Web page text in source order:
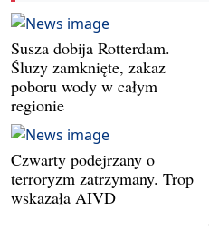
Susza dobija Rotterdam.
Śluzy zamknięte, zakaz
poboru wody w całym
regionie
Czwarty podejrzany o
terroryzm zatrzymany. Trop
wskazała AIVD